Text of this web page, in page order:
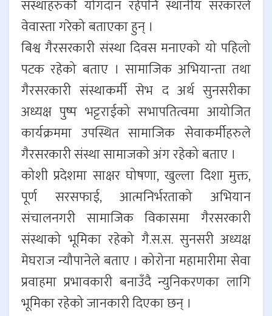
संस्थाहरुकोे योगदान रहेपनि स्थानीय सरकारले
वेवास्ता गरेको बताएका हुन् ।
बिश्व गैरसरकारी संस्था दिवस मनाएको यो पहिलो
पटक रहेको बताए । सामाजिक अभियान्ता तथा
गैरसरकारी संस्थाकर्मी सेभ द अर्थ सुनसरीका
अध्यक्ष पुष्प भट्टराईको सभापतित्वमा आयोजित
कार्यक्रममा उपस्थित सामाजिक सेवाकर्मीहरुले
गैरसरकारी संस्था सामाजको अंग रहेको बताए ।
कोशी प्रदेशमा साक्षर घोषणा, खुल्ला दिशा मुक्त,
पूर्ण सरसफाई, आत्मनिर्भरताको अभियान
संचालनगरी सामाजिक विकासमा गैरसरकारी
संस्थाको भूमिका रहेको गै.स.स. सुनसरी अध्यक्ष
मेघराज न्यौपानेले बताए । कोरोना महामारीमा सेवा
प्रवाहमा प्रभावकारी बनाउँदै न्युनिकरणका लागि
भूमिका रहेको जानकारी दिएका छन् ।